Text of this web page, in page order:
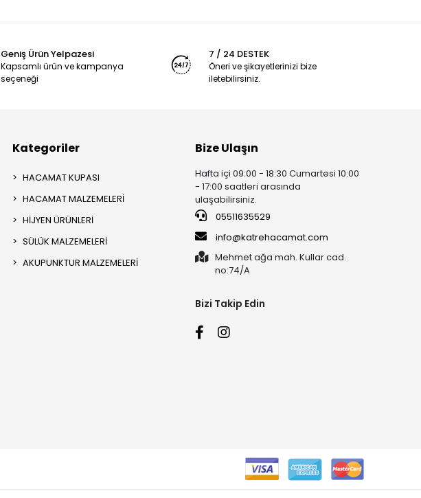
Geniş Ürün Yelpazesi
Kapsamlı ürün ve kampanya
seçeneği
7 / 24 DESTEK
Öneri ve şikayetlerinizi bize
iletebilirsiniz.
Kategoriler
HACAMAT KUPASI
HACAMAT MALZEMELERİ
HİJYEN ÜRÜNLERİ
SÜLÜK MALZEMELERİ
AKUPUNKTUR MALZEMELERİ
Bize Ulaşın
Hafta içi 09:00 - 18:30 Cumartesi 10:00
- 17:00 saatleri arasında
ulaşabilirsiniz.
05511635529
info@katrehacamat.com
Mehmet ağa mah. Kullar cad.
no:74/A
Bizi Takip Edin